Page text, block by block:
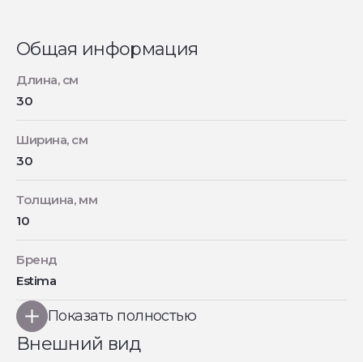
Общая информация
Длина, см
30
Ширина, см
30
Толщина, мм
10
Бренд
Estima
Показать полностью
Внешний вид